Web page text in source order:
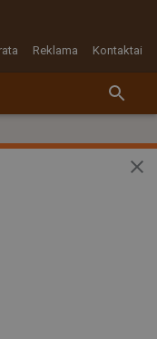
Reklama Kontaktai